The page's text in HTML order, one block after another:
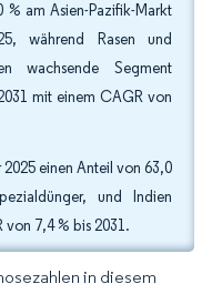
am Asien-Pazifik-Markt
während Rasen und
wachsende Segment
mit einem CAGR von
einen Anteil von 63,0
und Indien
7,4 % bis 2031.
in diesem